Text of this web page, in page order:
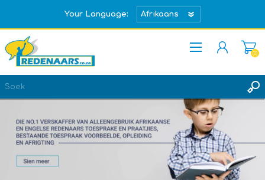
Your Language:
REGISTREER
(0)